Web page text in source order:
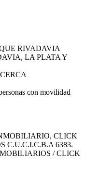
RIVADAVIA
LA PLATA Y
con movilidad
CLICK
C.U.C.I.C.B.A 6383.
/ CLICK